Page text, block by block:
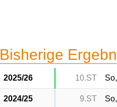
Bisherige
2025/26 10.ST
2024/25 9.ST